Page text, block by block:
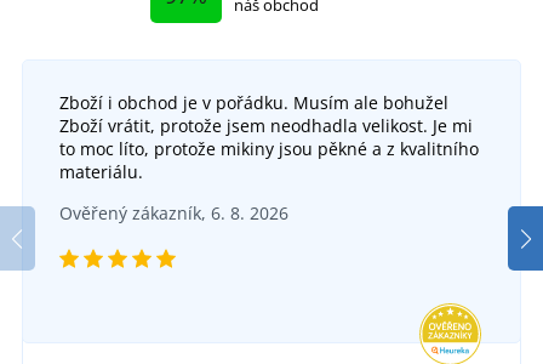
náš obchod
Zboží i obchod je v pořádku. Musím ale bohužel
Zboží vrátit, protože jsem neodhadla velikost. Je mi
to moc líto, protože mikiny jsou pěkné a z kvalitního
materiálu.
Ověřený zákazník, 6. 8. 2026